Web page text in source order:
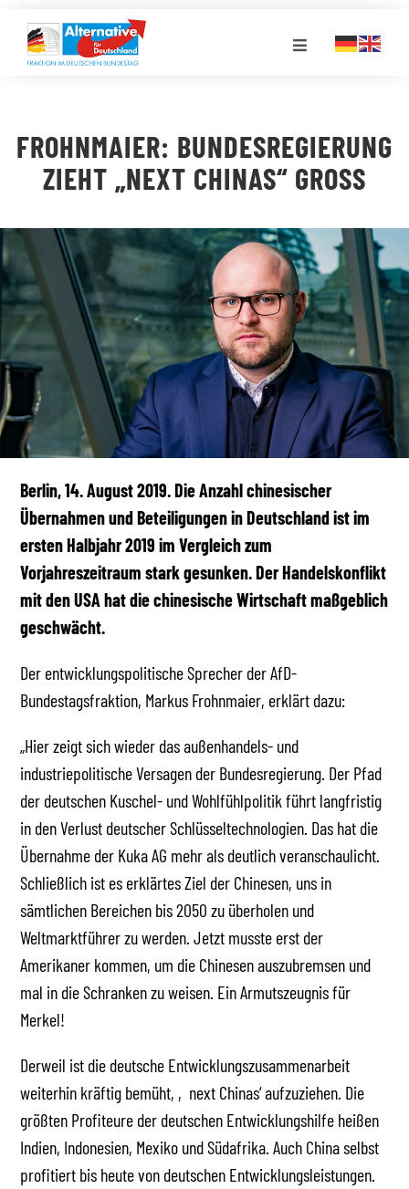
Inhalt
springen
Toggle
LANDESGRUPPEN
VERANSTALTUNGEN
PRESSE
STELLENPORTAL
MEDIATHEK
FROHNMAIER: BUNDESREGIERUNG
ZIEHT „NEXT CHINAS“ GROSS
Berlin, 14. August 2019. Die Anzahl chinesischer
Übernahmen und Beteiligungen in Deutschland ist im
ersten Halbjahr 2019 im Vergleich zum
Vorjahreszeitraum stark gesunken. Der Handelskonflikt
mit den USA hat die chinesische Wirtschaft maßgeblich
geschwächt.
Der entwicklungspolitische Sprecher der AfD-
Bundestagsfraktion, Markus Frohnmaier, erklärt dazu:
„Hier zeigt sich wieder das außenhandels- und
industriepolitische Versagen der Bundesregierung. Der Pfad
der deutschen Kuschel- und Wohlfühlpolitik führt langfristig
in den Verlust deutscher Schlüsseltechnologien. Das hat die
Übernahme der Kuka AG mehr als deutlich veranschaulicht.
Schließlich ist es erklärtes Ziel der Chinesen, uns in
sämtlichen Bereichen bis 2050 zu überholen und
Weltmarktführer zu werden. Jetzt musste erst der
Amerikaner kommen, um die Chinesen auszubremsen und
mal in die Schranken zu weisen. Ein Armutszeugnis für
Merkel!
Derweil ist die deutsche Entwicklungszusammenarbeit
weiterhin kräftig bemüht, ‚next Chinas‘ aufzuziehen. Die
größten Profiteure der deutschen Entwicklungshilfe heißen
Indien, Indonesien, Mexiko und Südafrika. Auch China selbst
profitiert bis heute von deutschen Entwicklungsleistungen.